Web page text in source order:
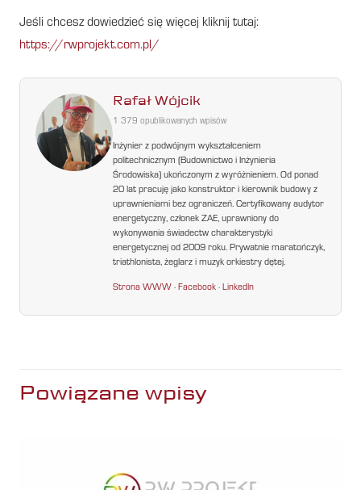
Jeśli chcesz dowiedzieć się więcej kliknij tutaj:
https://rwprojekt.com.pl/
Rafał Wójcik
1 379 opublikowanych wpisów
Inżynier z podwójnym wykształceniem
politechnicznym (Budownictwo i Inżynieria
Środowiska) ukończonym z wyróżnieniem. Od ponad
20 lat pracuję jako konstruktor i kierownik budowy z
uprawnieniami bez ograniczeń. Certyfikowany audytor
energetyczny, członek ZAE, uprawniony do
wykonywania świadectw charakterystyki
energetycznej od 2009 roku. Prywatnie maratończyk,
triathlonista, żeglarz i muzyk orkiestry dętej.
Strona WWW ·Facebook ·LinkedIn
Powiązane wpisy